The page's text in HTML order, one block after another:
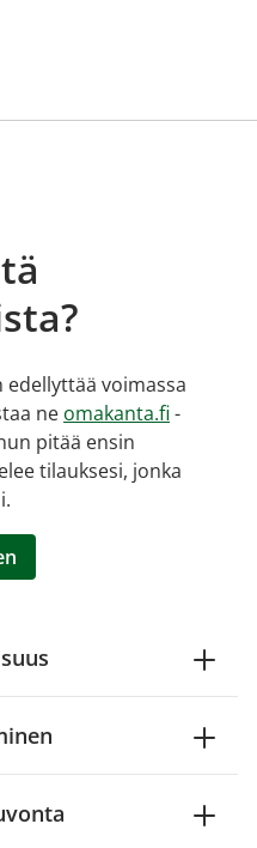
edellyttää voimassa
ne omakanta.fi -
pitää ensin
tilauksesi, jonka